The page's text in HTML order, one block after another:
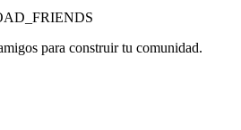
para construir tu comunidad.